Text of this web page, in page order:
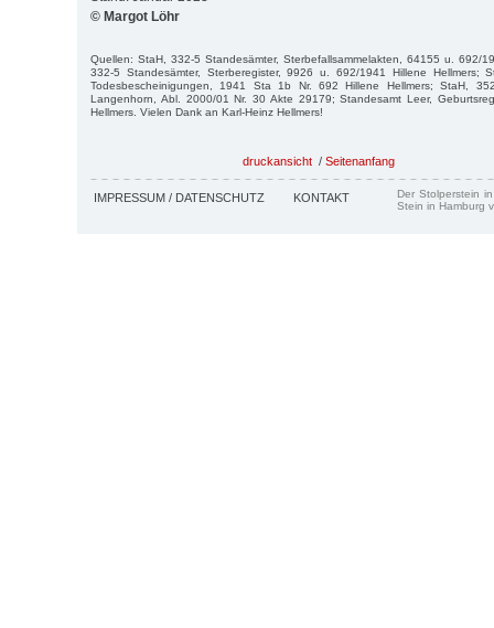
© Margot Löhr
Quellen: StaH, 332-5 Standesämter, Sterbefallsammelakten, 64155 u. 692/
332-5 Standesämter, Sterberegister, 9926 u. 692/1941 Hillene Hellmers;
Todesbescheinigungen, 1941 Sta 1b Nr. 692 Hillene Hellmers; StaH,
Langenhorn, Abl. 2000/01 Nr. 30 Akte 29179; Standesamt Leer,
Hellmers. Vielen Dank an Karl-Heinz Hellmers!
druckansicht / Seitenanfang
IMPRESSUM / DATENSCHUTZ KONTAKT
Der Stolperstein
Stein in Hamburg